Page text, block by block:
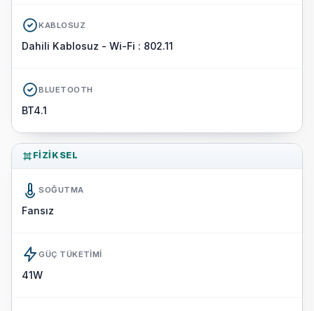
KABLOSUZ
Dahili Kablosuz - Wi-Fi : 802.11
BLUETOOTH
BT4.1
FIZIKSEL
SOĞUTMA
Fansız
GÜÇ TÜKETIMI
41W